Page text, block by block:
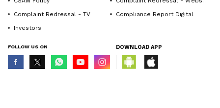
Complaint Redressal - TV
Compliance Report Digital
Investors
FOLLOW US ON DOWNLOAD APP